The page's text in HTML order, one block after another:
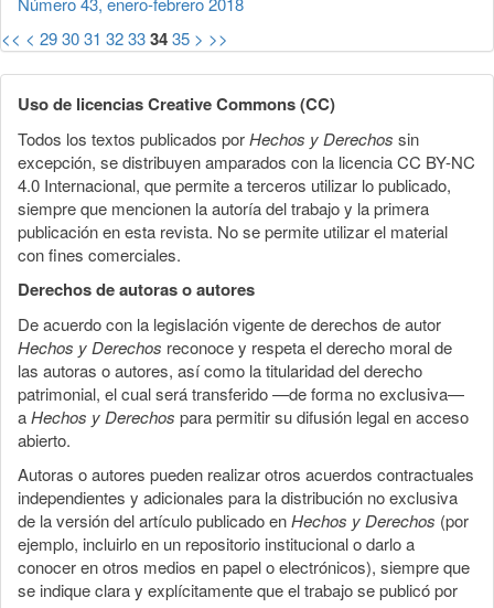
<< < 293031 32333435 > >>
Uso de licencias Creative Commons (CC)
Todos los textos publicados porHechos y Derechos sin
excepción, se distribuyen amparados con la licencia CC BY-NC
4.0 Internacional, que permite a terceros utilizar lo publicado,
siempre que mencionen la autoría del trabajo y la primera
publicación en esta revista. No se permite utilizar el material
con fines comerciales.
Derechos de autoras o autores
De acuerdo con la legislación vigente de derechos de autor
Hechos y Derechos reconoce y respeta el derecho moral de
las autoras o autores, así como la titularidad del derecho
patrimonial, el cual será transferido —de forma no exclusiva—
aHechos y Derechos para permitir su difusión legal en acceso
abierto.
Autoras o autores pueden realizar otros acuerdos contractuales
independientes y adicionales para la distribución no exclusiva
de la versión del artículo publicado enHechos y Derechos (por
ejemplo, incluirlo en un repositorio institucional o darlo a
conocer en otros medios en papel o electrónicos), siempre que
se indique clara y explícitamente que el trabajo se publicó por